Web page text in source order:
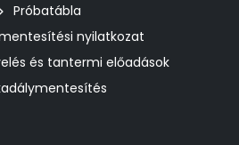
Próbatábla
nyilatkozat
és tantermi előadások